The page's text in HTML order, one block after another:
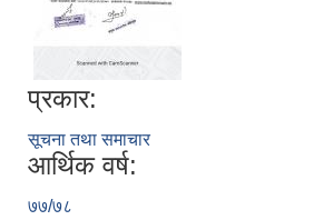
प्रकार:
सूचना तथा समाचार
आर्थिक वर्ष:
७७/७८